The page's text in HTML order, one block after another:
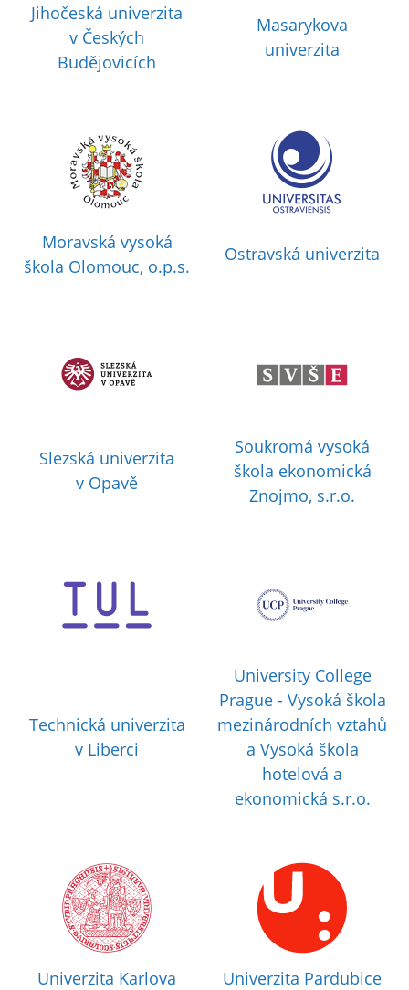
Jihočeská univerzita
v Českých
Budějovicích
Masarykova
univerzita
Moravská vysoká
škola Olomouc, o.p.s.
Ostravská univerzita
Slezská univerzita
v Opavě
Soukromá vysoká
škola ekonomická
Znojmo, s.r.o.
Technická univerzita
v Liberci
University College
Prague - Vysoká škola
mezinárodních vztahů
a Vysoká škola
hotelová a
ekonomická s.r.o.
Univerzita Karlova Univerzita Pardubice